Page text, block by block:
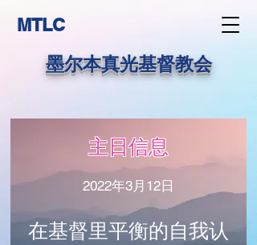
MTLC
墨尔本真光基督教会
主日信息
2022年3月12日
在基督里平衡的自我认